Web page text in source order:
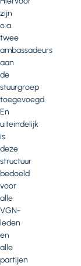
zijn
o.a.
twee
ambassadeurs
aan
de
stuurgroep
toegevoegd.
En
uiteindelijk
is
deze
structuur
bedoeld
voor
alle
VGN-
leden
en
alle
partijen